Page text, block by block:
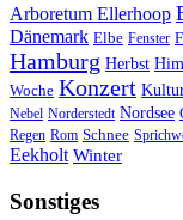
Arboretum Ellerhoop
Dänemark Elbe Fenster
Hamburg Herbst
Woche Konzert
Nebel Norderstedt Nordsee
Regen Rom Schnee
Eekholt Winter
Sonstiges